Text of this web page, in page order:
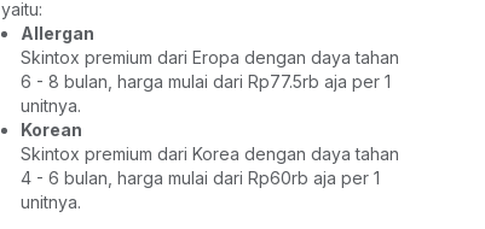
yaitu:
Allergan
Skintox premium dari Eropa dengan daya tahan
6 - 8 bulan, harga mulai dari Rp77.5rb aja per 1
unitnya.
Korean
Skintox premium dari Korea dengan daya tahan
4 - 6 bulan, harga mulai dari Rp60rb aja per 1
unitnya.